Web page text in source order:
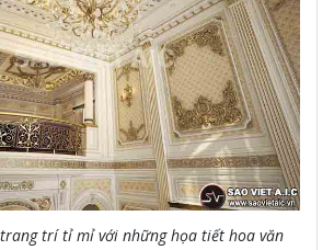
trí tỉ mỉ với những họa tiết hoa văn